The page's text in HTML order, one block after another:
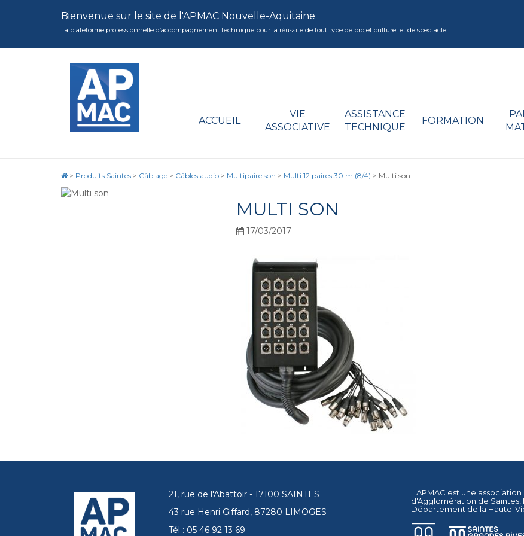
Bienvenue sur le site de l'APMAC Nouvelle-Aquitaine
La plateforme professionnelle d’accompagnement technique pour la réussite de tout type de projet culturel et de spectacle
ACCUEIL
VIE
ASSOCIATIVE
ASSISTANCE
TECHNIQUE
FORMATION
> Produits Saintes > Câblage > Câbles audio > Multipaire son > Multi 12 paires 30 m (8/4) > Multi son
MULTI SON
17/03/2017
21, rue de l'Abattoir - 17100 SAINTES
43 rue Henri Giffard, 87280 LIMOGES
Tél : 05 46 92 13 69
L'APMAC est une
d'Agglomération de Saintes
Département de la Haute-